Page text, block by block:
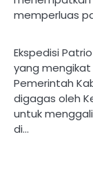
memperluas
Ekspedisi
yang mengikat
Pemerintah
digagas oleh
untuk
di…